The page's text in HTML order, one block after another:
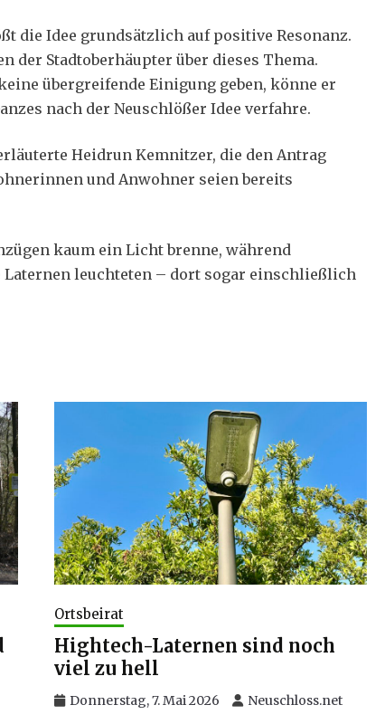
die Idee grundsätzlich auf positive Resonanz.
der Stadtoberhäupter über dieses Thema.
übergreifende Einigung geben, könne er
nach der Neuschlößer Idee verfahre.
Heidrun Kemnitzer, die den Antrag
und Anwohner seien bereits
kaum ein Licht brenne, während
leuchteten – dort sogar einschließlich
Ortsbeirat
Hightech-Laternen sind noch
viel zu hell
Donnerstag, 7. Mai 2026 Neuschloss.net